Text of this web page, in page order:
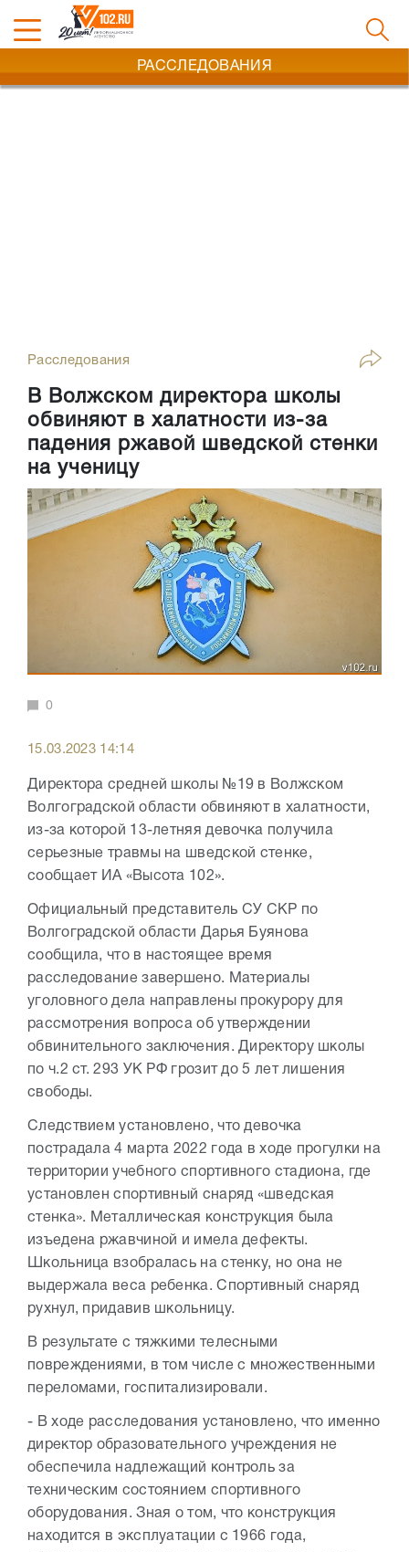
РАССЛЕДОВАНИЯ
Расследования
В Волжском директора школы
обвиняют в халатности из-за
падения ржавой шведской стенки
на ученицу
0
15.03.2023 14:14
Директора средней школы №19 в Волжском
Волгоградской области обвиняют в халатности,
из-за которой 13-летняя девочка получила
серьезные травмы на шведской стенке,
сообщает ИА «Высота 102».
Официальный представитель СУ СКР по
Волгоградской области Дарья Буянова
сообщила, что в настоящее время
расследование завершено. Материалы
уголовного дела направлены прокурору для
рассмотрения вопроса об утверждении
обвинительного заключения. Директору школы
по ч.2 ст. 293 УК РФ грозит до 5 лет лишения
свободы.
Следствием установлено, что девочка
пострадала 4 марта 2022 года в ходе прогулки на
территории учебного спортивного стадиона, где
установлен спортивный снаряд «шведская
стенка». Металлическая конструкция была
изъедена ржавчиной и имела дефекты.
Школьница взобралась на стенку, но она не
выдержала веса ребенка. Спортивный снаряд
рухнул, придавив школьницу.
В результате с тяжкими телесными
повреждениями, в том числе с множественными
переломами, госпитализировали.
- В ходе расследования установлено, что именно
директор образовательного учреждения не
обеспечила надлежащий контроль за
техническим состоянием спортивного
оборудования. Зная о том, что конструкция
находится в эксплуатации с 1966 года,